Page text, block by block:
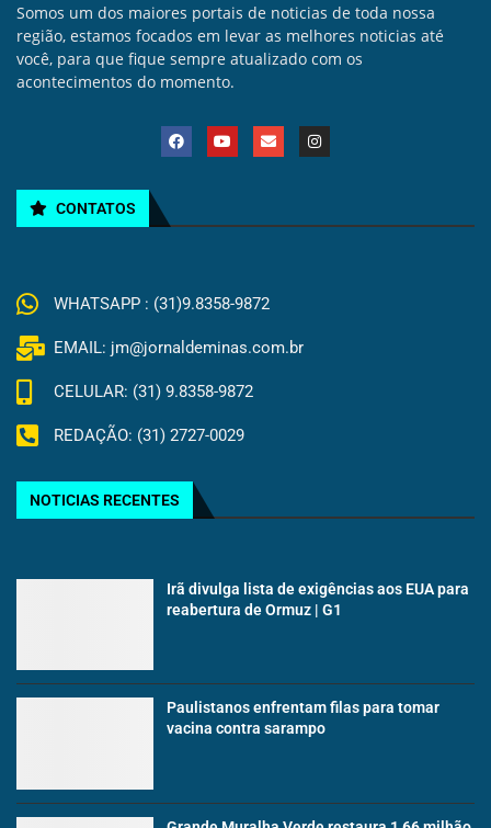
Somos um dos maiores portais de noticias de toda nossa
região, estamos focados em levar as melhores noticias até
você, para que fique sempre atualizado com os
acontecimentos do momento.
CONTATOS
WHATSAPP : (31)9.8358-9872
EMAIL: jm@jornaldeminas.com.br
CELULAR: (31) 9.8358-9872
REDAÇÃO: (31) 2727-0029
NOTICIAS RECENTES
Irã divulga lista de exigências aos EUA para
reabertura de Ormuz | G1
Paulistanos enfrentam filas para tomar
vacina contra sarampo